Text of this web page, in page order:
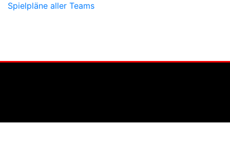
Spielpläne aller Teams